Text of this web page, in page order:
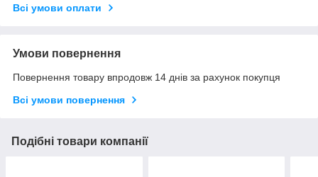
Всі умови оплати
Умови повернення
Повернення товару впродовж 14 днів за рахунок покупця
Всі умови повернення
Подібні товари компанії